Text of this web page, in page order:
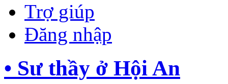
Trợ giúp
Đăng nhập
• Sư thầy ở Hội An